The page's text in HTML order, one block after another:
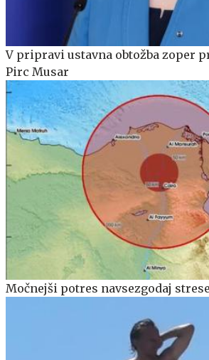
V pripravi ustavna obtožba zoper
Pirc Musar
Močnejši potres navsezgodaj